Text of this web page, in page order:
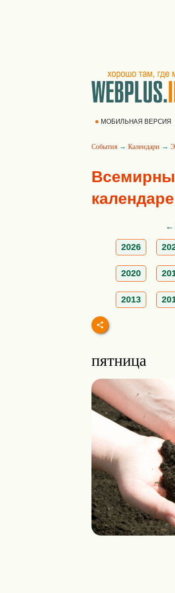
МОБИЛЬНАЯ ВЕРСИЯ
События → Календари →
←
2026
2020
2013
пятница